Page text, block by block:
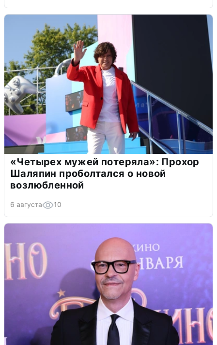
«Четырех мужей потеряла»: Прохор
Шаляпин проболтался о новой
возлюбленной
6 августа 10